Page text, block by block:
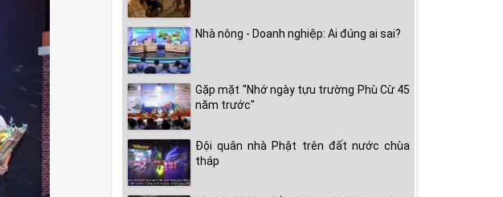
Nhà nông - Doanh nghiệp: Ai đúng ai sai?
Gặp mặt "Nhớ ngày tựu trường Phù Cừ 45
năm trước"
Đội quân nhà Phật trên đất nước chùa
tháp